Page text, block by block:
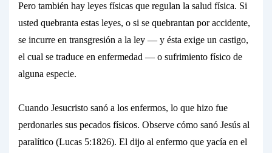
Pero también hay leyes físicas que regulan la salud física. Si
usted quebranta estas leyes, o si se quebrantan por accidente,
se incurre en transgresión a la ley — y ésta exige un castigo,
el cual se traduce en enfermedad — o sufrimiento físico de
alguna especie.
Cuando Jesucristo sanó a los enfermos, lo que hizo fue
perdonarles sus pecados físicos. Observe cómo sanó Jesús al
paralítico (Lucas 5:1826). El dijo al enfermo que yacía en el